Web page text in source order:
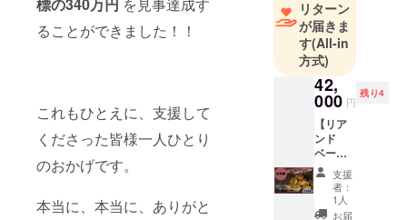
ることができました！！
これもひとえに、支援して
くださった皆様一人ひとり
のおかげです。
本当に、本当に、ありがと
移住前は夫
婦共にアパ
レルデザイ
ナーとして
活動してい
ましたが、
コロナ禍を
きっかけに
地域にある
古民家を購
リターン
が届きま
す(All-in
方式)
42,
000 円
残り4
【リア
ンド
ベーグ
ルのボ
タニカ
ルな季
節のお
支援
者：
1人
お届